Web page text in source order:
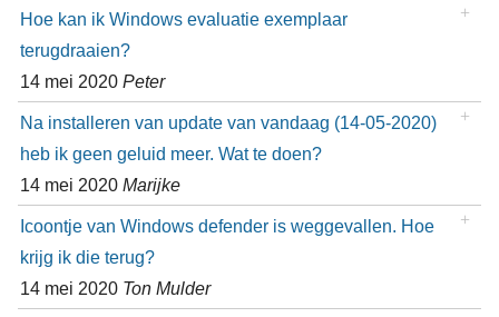
Hoe kan ik Windows evaluatie exemplaar
terugdraaien?
14 mei 2020 Peter
Na installeren van update van vandaag (14-05-2020)
heb ik geen geluid meer. Wat te doen?
14 mei 2020 Marijke
Icoontje van Windows defender is weggevallen. Hoe
krijg ik die terug?
14 mei 2020 Ton Mulder